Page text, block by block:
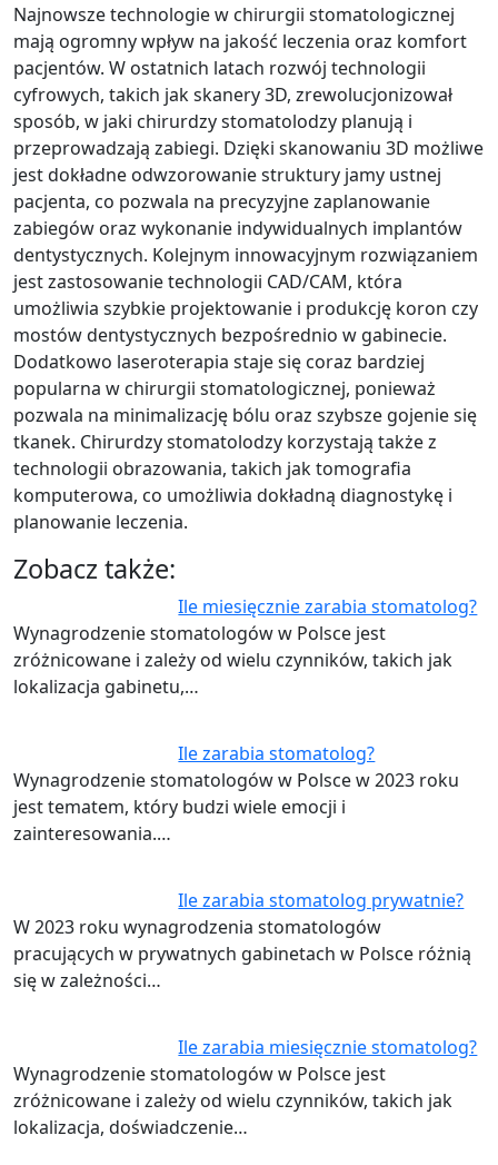
Najnowsze technologie w chirurgii stomatologicznej
mają ogromny wpływ na jakość leczenia oraz komfort
pacjentów. W ostatnich latach rozwój technologii
cyfrowych, takich jak skanery 3D, zrewolucjonizował
sposób, w jaki chirurdzy stomatolodzy planują i
przeprowadzają zabiegi. Dzięki skanowaniu 3D możliwe
jest dokładne odwzorowanie struktury jamy ustnej
pacjenta, co pozwala na precyzyjne zaplanowanie
zabiegów oraz wykonanie indywidualnych implantów
dentystycznych. Kolejnym innowacyjnym rozwiązaniem
jest zastosowanie technologii CAD/CAM, która
umożliwia szybkie projektowanie i produkcję koron czy
mostów dentystycznych bezpośrednio w gabinecie.
Dodatkowo laseroterapia staje się coraz bardziej
popularna w chirurgii stomatologicznej, ponieważ
pozwala na minimalizację bólu oraz szybsze gojenie się
tkanek. Chirurdzy stomatolodzy korzystają także z
technologii obrazowania, takich jak tomografia
komputerowa, co umożliwia dokładną diagnostykę i
planowanie leczenia.
Zobacz także:
Ile miesięcznie zarabia stomatolog?
Wynagrodzenie stomatologów w Polsce jest
zróżnicowane i zależy od wielu czynników, takich jak
lokalizacja gabinetu,…
Ile zarabia stomatolog?
Wynagrodzenie stomatologów w Polsce w 2023 roku
jest tematem, który budzi wiele emocji i
zainteresowania.…
Ile zarabia stomatolog prywatnie?
W 2023 roku wynagrodzenia stomatologów
pracujących w prywatnych gabinetach w Polsce różnią
się w zależności…
Ile zarabia miesięcznie stomatolog?
Wynagrodzenie stomatologów w Polsce jest
zróżnicowane i zależy od wielu czynników, takich jak
lokalizacja, doświadczenie…